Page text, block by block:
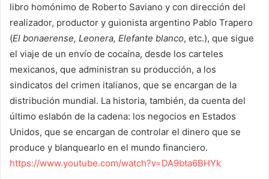
libro homónimo de Roberto Saviano y con dirección del
realizador, productor y guionista argentino Pablo Trapero
(El bonaerense, Leonera, Elefante blanco, etc.), que sigue
el viaje de un envío de cocaína, desde los carteles
mexicanos, que administran su producción, a los
sindicatos del crimen italianos, que se encargan de la
distribución mundial. La historia, también, da cuenta del
último eslabón de la cadena: los negocios en Estados
Unidos, que se encargan de controlar el dinero que se
produce y blanquearlo en el mundo financiero.
https://www.youtube.com/watch?v=DA9bta6BHYk